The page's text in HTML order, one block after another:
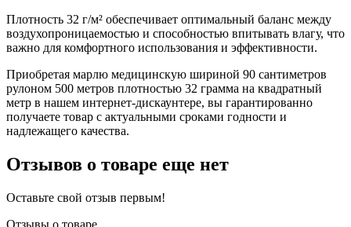
Плотность 32 г/м² обеспечивает оптимальный баланс между
воздухопроницаемостью и способностью впитывать влагу, что
важно для комфортного использования и эффективности.
Приобретая марлю медицинскую шириной 90 сантиметров
рулоном 500 метров плотностью 32 грамма на квадратный
метр в нашем интернет-дискаунтере, вы гарантированно
получаете товар с актуальными сроками годности и
надлежащего качества.
Отзывов о товаре еще нет
Оставьте свой отзыв первым!
Отзывы о товаре